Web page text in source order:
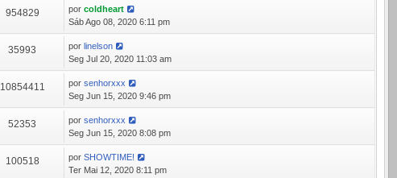
954829 porcoldheart
Sáb Ago 08, 2020 6:11 pm
35993 porlinelson
Seg Jul 20, 2020 11:03 am
10854411 porsenhorxxx
Seg Jun 15, 2020 9:46 pm
52353 porsenhorxxx
Seg Jun 15, 2020 8:08 pm
100518 porSHOWTIME!
Ter Mai 12, 2020 8:11 pm